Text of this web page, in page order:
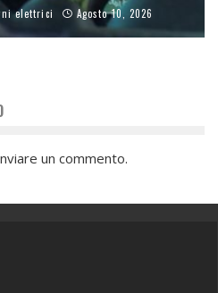
elettrici Agosto 10, 2026
un commento.